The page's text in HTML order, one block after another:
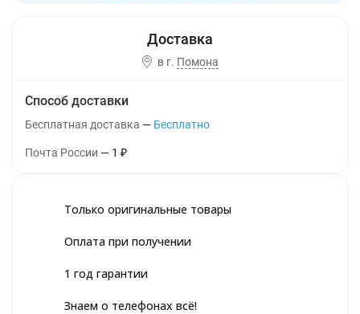
в г. Помона
Способ доставки
Бесплатная доставка Бесплатно
Почта России 1 ₽
Только оригинальные товары
Оплата при получении
1 год гарантии
Знаем о телефонах всё!